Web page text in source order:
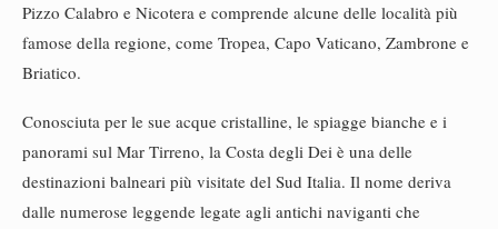
Pizzo Calabro e Nicotera e comprende alcune delle località più
famose della regione, come Tropea, Capo Vaticano, Zambrone e
Briatico.
Conosciuta per le sue acque cristalline, le spiagge bianche e i
panorami sul Mar Tirreno, la Costa degli Dei è una delle
destinazioni balneari più visitate del Sud Italia. Il nome deriva
dalle numerose leggende legate agli antichi naviganti che